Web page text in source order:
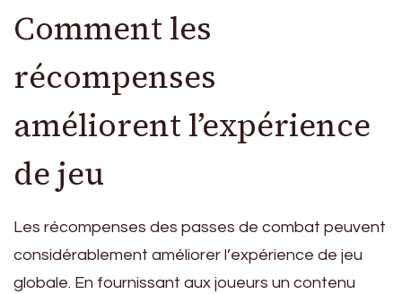
Comment les
récompenses
améliorent l’expérience
de jeu
Les récompenses des passes de combat peuvent
considérablement améliorer l’expérience de jeu
globale. En fournissant aux joueurs un contenu